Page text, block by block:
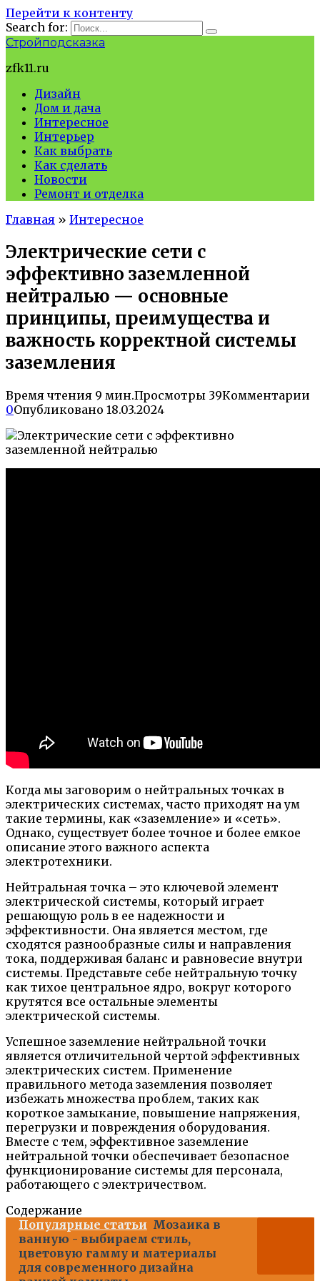
Перейти к контенту
Search for:
Стройподсказка
zfk11.ru
Дизайн
Дом и дача
Интересное
Интерьер
Как выбрать
Как сделать
Новости
Ремонт и отделка
Главная » Интересное
Электрические сети с
эффективно заземленной
нейтралью — основные
принципы, преимущества и
важность корректной системы
заземления
Время чтения 9 мин.Просмотры 39Комментарии
0Опубликовано 18.03.2024
Когда мы заговорим о нейтральных точках в
электрических системах, часто приходят на ум
такие термины, как «заземление» и «сеть».
Однако, существует более точное и более емкое
описание этого важного аспекта
электротехники.
Нейтральная точка – это ключевой элемент
электрической системы, который играет
решающую роль в ее надежности и
эффективности. Она является местом, где
сходятся разнообразные силы и направления
тока, поддерживая баланс и равновесие внутри
системы. Представьте себе нейтральную точку
как тихое центральное ядро, вокруг которого
крутятся все остальные элементы
электрической системы.
Успешное заземление нейтральной точки
является отличительной чертой эффективных
электрических систем. Применение
правильного метода заземления позволяет
избежать множества проблем, таких как
короткое замыкание, повышение напряжения,
перегрузки и повреждения оборудования.
Вместе с тем, эффективное заземление
нейтральной точки обеспечивает безопасное
функционирование системы для персонала,
работающего с электричеством.
Содержание
Популярные статьи Мозаика в
ванную - выбираем стиль,
цветовую гамму и материалы
для современного дизайна